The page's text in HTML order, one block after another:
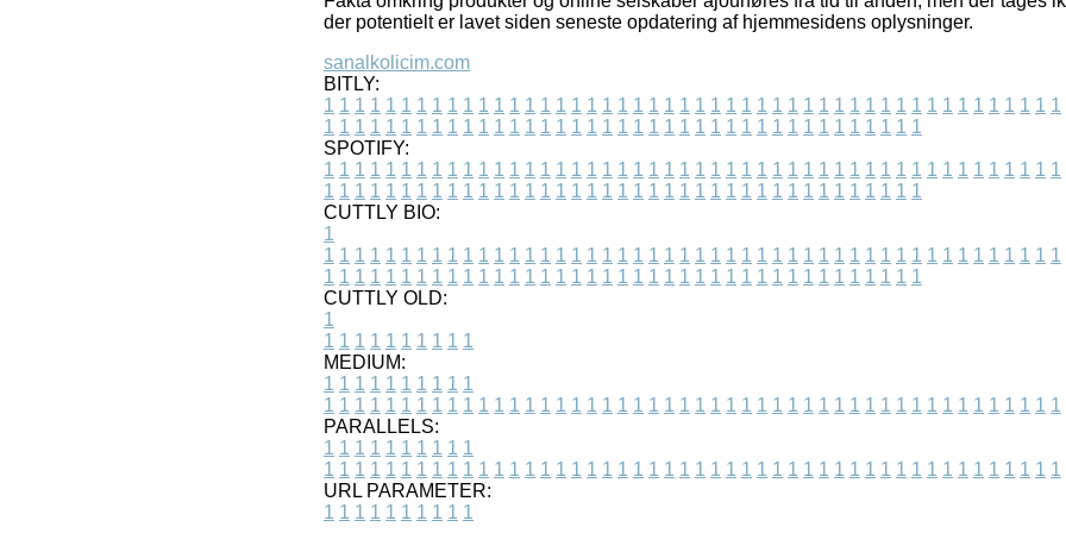
der potentielt er lavet siden seneste opdatering af hjemmesidens oplysninger.
sanalkolicim.com
BITLY:
1 1 1 1 1 1 1 1 1 1 1 1 1 1 1 1 1 1 1 1 1 1 1 1 1 1 1 1 1 1 1 1 1 1 1 1 1 1 1 1 1 1 1 1 1 1 1 1
1 1 1 1 1 1 1 1 1 1 1 1 1 1 1 1 1 1 1 1 1 1 1 1 1 1 1 1 1 1 1 1 1 1 1 1 1 1 1
SPOTIFY:
1 1 1 1 1 1 1 1 1 1 1 1 1 1 1 1 1 1 1 1 1 1 1 1 1 1 1 1 1 1 1 1 1 1 1 1 1 1 1 1 1 1 1 1 1 1 1 1
1 1 1 1 1 1 1 1 1 1 1 1 1 1 1 1 1 1 1 1 1 1 1 1 1 1 1 1 1 1 1 1 1 1 1 1 1 1 1
CUTTLY BIO:
1
1 1 1 1 1 1 1 1 1 1 1 1 1 1 1 1 1 1 1 1 1 1 1 1 1 1 1 1 1 1 1 1 1 1 1 1 1 1 1 1 1 1 1 1 1 1 1 1
1 1 1 1 1 1 1 1 1 1 1 1 1 1 1 1 1 1 1 1 1 1 1 1 1 1 1 1 1 1 1 1 1 1 1 1 1 1 1
CUTTLY OLD:
1
1 1 1 1 1 1 1 1 1 1
MEDIUM:
1 1 1 1 1 1 1 1 1 1
1 1 1 1 1 1 1 1 1 1 1 1 1 1 1 1 1 1 1 1 1 1 1 1 1 1 1 1 1 1 1 1 1 1 1 1 1 1 1 1 1 1 1 1 1 1 1 1
PARALLELS:
1 1 1 1 1 1 1 1 1 1
1 1 1 1 1 1 1 1 1 1 1 1 1 1 1 1 1 1 1 1 1 1 1 1 1 1 1 1 1 1 1 1 1 1 1 1 1 1 1 1 1 1 1 1 1 1 1 1
URL PARAMETER:
1 1 1 1 1 1 1 1 1 1